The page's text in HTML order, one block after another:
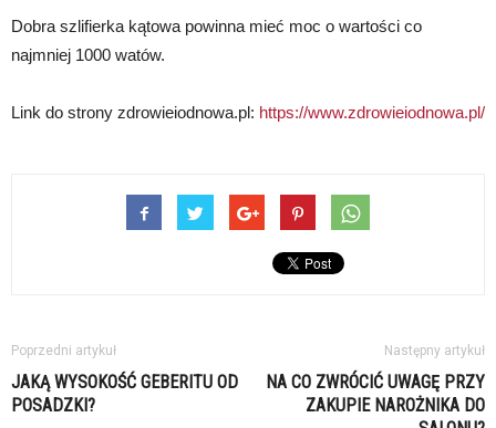
Dobra szlifierka kątowa powinna mieć moc o wartości co
najmniej 1000 watów.
Link do strony zdrowieiodnowa.pl: https://www.zdrowieiodnowa.pl/
Poprzedni artykuł
JAKĄ WYSOKOŚĆ GEBERITU OD
POSADZKI?
Następny artykuł
NA CO ZWRÓCIĆ UWAGĘ PRZY
ZAKUPIE NAROŻNIKA DO